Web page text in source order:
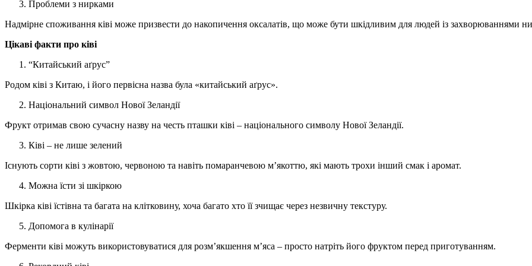
Проблеми з нирками
Надмірне споживання ківі може призвести до накопичення оксалатів, що може бути шкідливим для людей із захворюваннями
Цікаві факти про ківі
“Китайський аґрус”
Родом ківі з Китаю, і його первісна назва була «китайський аґрус».
Національний символ Нової Зеландії
Фрукт отримав свою сучасну назву на честь пташки ківі – національного символу Нової Зеландії.
Ківі – не лише зелений
Існують сорти ківі з жовтою, червоною та навіть помаранчевою м’якоттю, які мають трохи інший смак і аромат.
Можна їсти зі шкіркою
Шкірка ківі їстівна та багата на клітковину, хоча багато хто її зчищає через незвичну текстуру.
Допомога в кулінарії
Ферменти ківі можуть використовуватися для розм’якшення м’яса – просто натріть його фруктом перед приготуванням.